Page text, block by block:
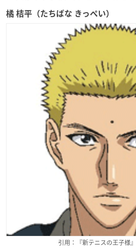
橘 桔平（たちばな きっぺい）
引用：『新テニスの王子様』